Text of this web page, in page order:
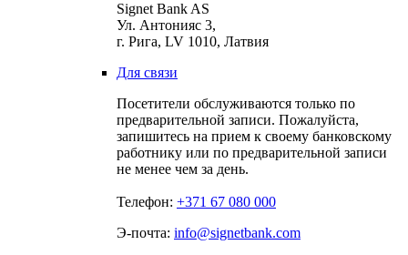
Signet Bank AS
Ул. Антонияс 3,
г. Рига, LV 1010, Латвия
Для связи
Посетители обслуживаются только по
предварительной записи. Пожалуйста,
запишитесь на прием к своему банковскому
работнику или по предварительной записи
не менее чем за день.
Телефон: +371 67 080 000
Э-почта: info@signetbank.com